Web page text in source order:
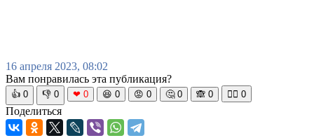
16 апреля 2023, 08:02
Вам понравилась эта публикация?
👍 0 👎 0 ❤ 0 😆 0 😡 0 🤔 0 🙈 0 🧘‍♀️ 0
Поделиться